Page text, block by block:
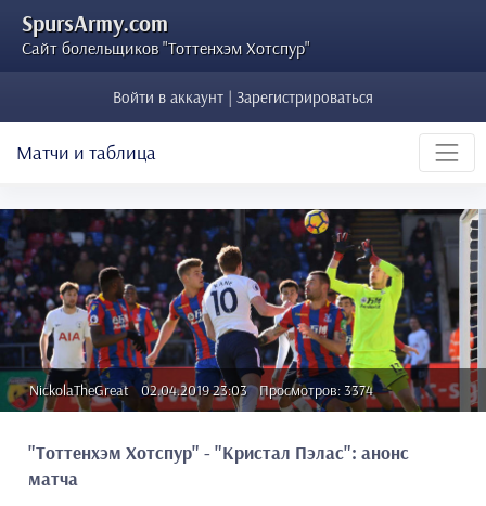
SpursArmy.com
Сайт болельщиков "Тоттенхэм Хотспур"
Войти в аккаунт | Зарегистрироваться
Матчи и таблица
NickolaTheGreat 02.04.2019 23:03 Просмотров: 3374
"Тоттенхэм Хотспур" - "Кристал Пэлас": анонс
матча